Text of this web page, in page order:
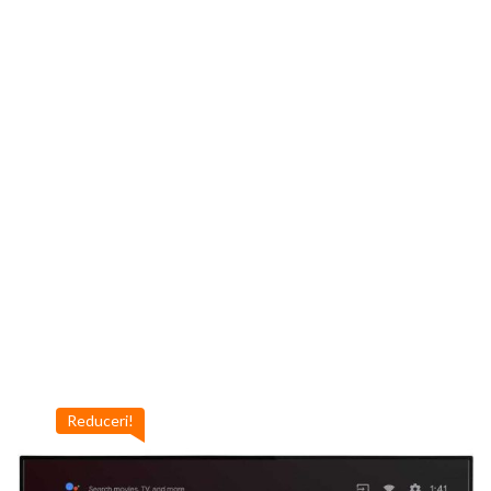
Reduceri!